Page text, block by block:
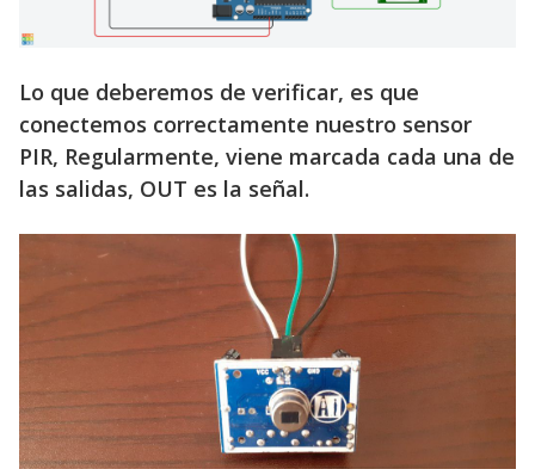
Lo que deberemos de verificar, es que
conectemos correctamente nuestro sensor
PIR, Regularmente, viene marcada cada una de
las salidas, OUT es la señal.